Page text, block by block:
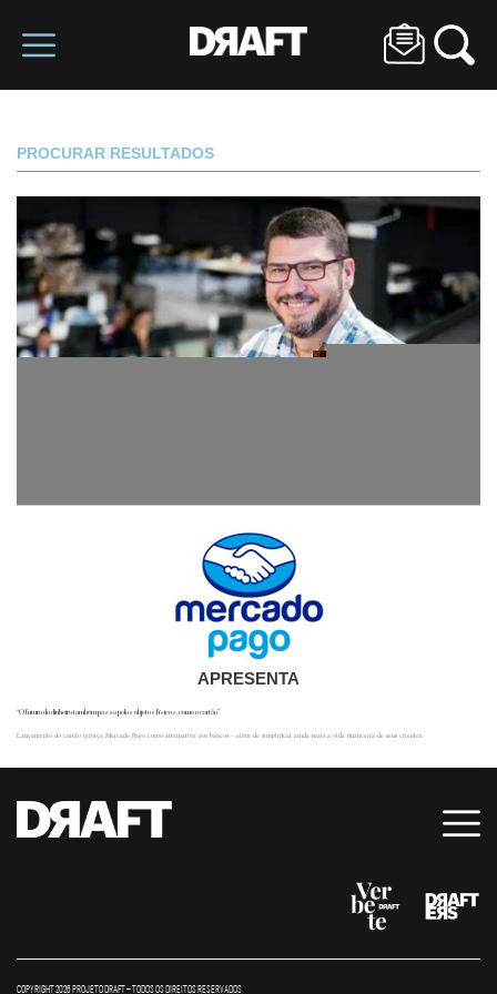
PROCURAR RESULTADOS
APRESENTA
“O futuro do dinheiro também passa pelos objetos físicos, como o cartão”
Lançamento do cartão reforça Mercado Pago como alternativa aos bancos – além de simplificar ainda mais a vida financeira de seus clientes.
COPYRIGHT 2026 PROJETO DRAFT – TODOS OS DIREITOS RESERVADOS